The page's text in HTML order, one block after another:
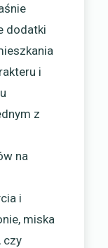
dodatki
i
z
na
i
miska
czy